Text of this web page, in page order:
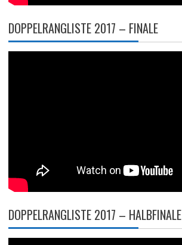
DOPPELRANGLISTE 2017 – FINALE
DOPPELRANGLISTE 2017 – HALBFINALE